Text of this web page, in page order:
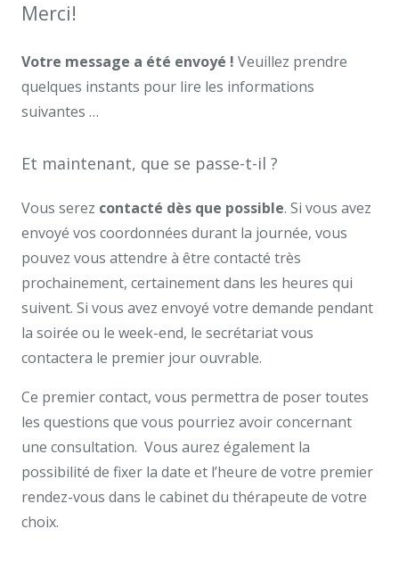
Merci!
Votre message a été envoyé ! Veuillez prendre
quelques instants pour lire les informations
suivantes …
Et maintenant, que se passe-t-il ?
Vous serez contacté dès que possible. Si vous avez
envoyé vos coordonnées durant la journée, vous
pouvez vous attendre à être contacté très
prochainement, certainement dans les heures qui
suivent. Si vous avez envoyé votre demande pendant
la soirée ou le week-end, le secrétariat vous
contactera le premier jour ouvrable.
Ce premier contact, vous permettra de poser toutes
les questions que vous pourriez avoir concernant
une consultation. Vous aurez également la
possibilité de fixer la date et l’heure de votre premier
rendez-vous dans le cabinet du thérapeute de votre
choix.